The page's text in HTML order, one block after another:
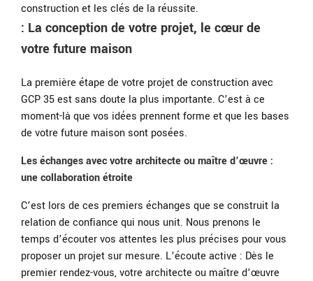
construction et les clés de la réussite.
: La conception de votre projet, le cœur de
votre future maison
La première étape de votre projet de construction avec
GCP 35 est sans doute la plus importante. C’est à ce
moment-là que vos idées prennent forme et que les bases
de votre future maison sont posées.
Les échanges avec votre architecte ou maître d’œuvre :
une collaboration étroite
C’est lors de ces premiers échanges que se construit la
relation de confiance qui nous unit. Nous prenons le
temps d’écouter vos attentes les plus précises pour vous
proposer un projet sur mesure. L’écoute active : Dès le
premier rendez-vous, votre architecte ou maître d’œuvre